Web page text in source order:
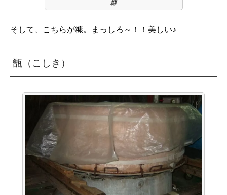
糠
そして、こちらが糠。まっしろ～！！美しい♪
甑（こしき）